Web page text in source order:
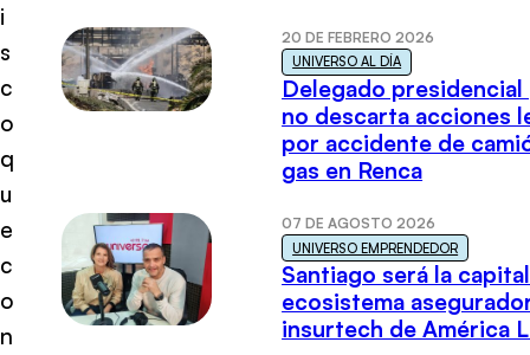
i
s
c
o
q
u
e
c
o
n
20 DE FEBRERO 2026
UNIVERSO AL DÍA
Delegado presidencial
no descarta acciones
por accidente de
gas en Renca
07 DE AGOSTO 2026
UNIVERSO EMPRENDEDOR
Santiago será la
ecosistema
insurtech de América